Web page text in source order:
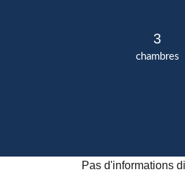
chambres
3
Pas d'informations